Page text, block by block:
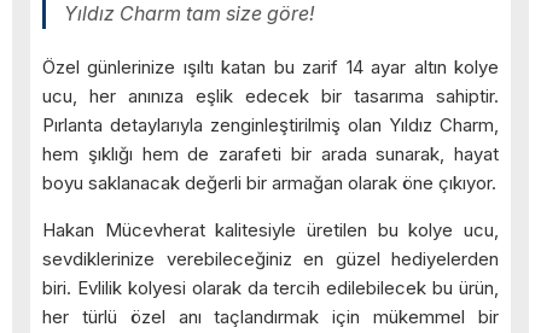
Yıldız Charm tam size göre!
Özel günlerinize ışıltı katan bu zarif 14 ayar altın kolye
ucu, her anınıza eşlik edecek bir tasarıma sahiptir.
Pırlanta detaylarıyla zenginleştirilmiş olan Yıldız Charm,
hem şıklığı hem de zarafeti bir arada sunarak, hayat
boyu saklanacak değerli bir armağan olarak öne çıkıyor.
Hakan Mücevherat kalitesiyle üretilen bu kolye ucu,
sevdiklerinize verebileceğiniz en güzel hediyelerden
biri. Evlilik kolyesi olarak da tercih edilebilecek bu ürün,
her türlü özel anı taçlandırmak için mükemmel bir